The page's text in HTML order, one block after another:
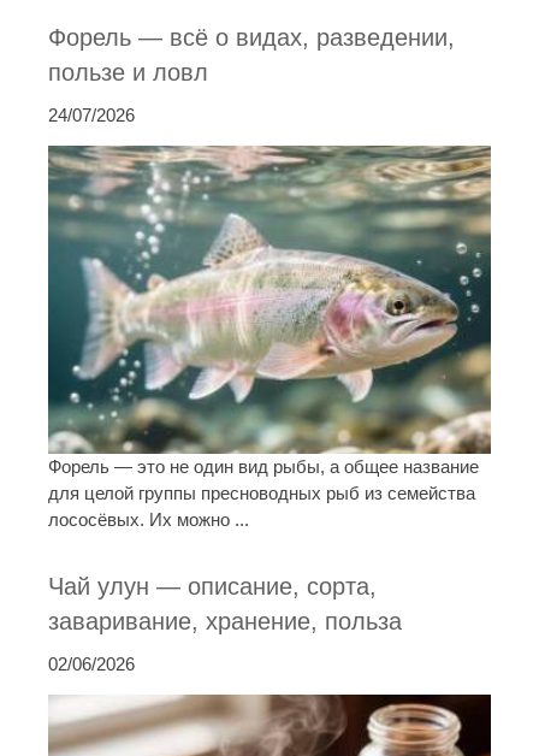
Форель — всё о видах, разведении,
пользе и ловл
24/07/2026
Форель — это не один вид рыбы, а общее название
для целой группы пресноводных рыб из семейства
лососёвых. Их можно ...
Чай улун — описание, сорта,
заваривание, хранение, польза
02/06/2026